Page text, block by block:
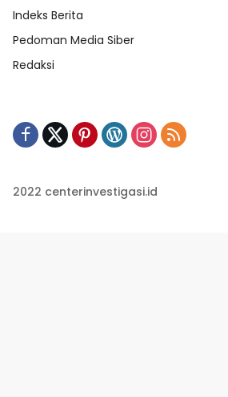
Indeks Berita
Pedoman Media Siber
Redaksi
2022 centerinvestigasi.id